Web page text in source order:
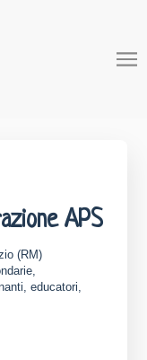
APS
(RM)
educatori,